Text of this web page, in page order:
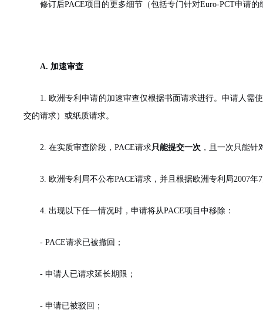
修订后PACE项目的更多细节（包括专门针对Euro-PCT申请
A. 加速审查
1. 欧洲专利申请的加速审查仅根据书面请求进行。申请人需
交的请求）或纸质请求。
2. 在实质审查阶段， PACE请求只能提交一次 ，且一次只能
3. 欧洲专利局不公布PACE请求，并且根据欧洲专利局2007年
4. 出现以下任一情况时，申请将从PACE项目中移除：
- PACE请求已被撤回；
- 申请人已请求延长期限；
- 申请已被驳回；